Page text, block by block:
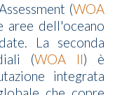
(WOA
aree dell'oceano
La seconda
(WOA II) è
integrata